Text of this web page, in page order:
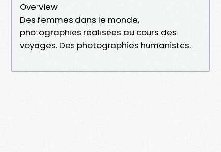
Overview
Des femmes dans le monde,
photographies réalisées au cours des
voyages. Des photographies humanistes.